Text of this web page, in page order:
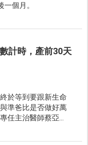
個月。
計時，產前30天
於等到要跟新生命
準爸比是否做好萬
任主治醫師蔡亞